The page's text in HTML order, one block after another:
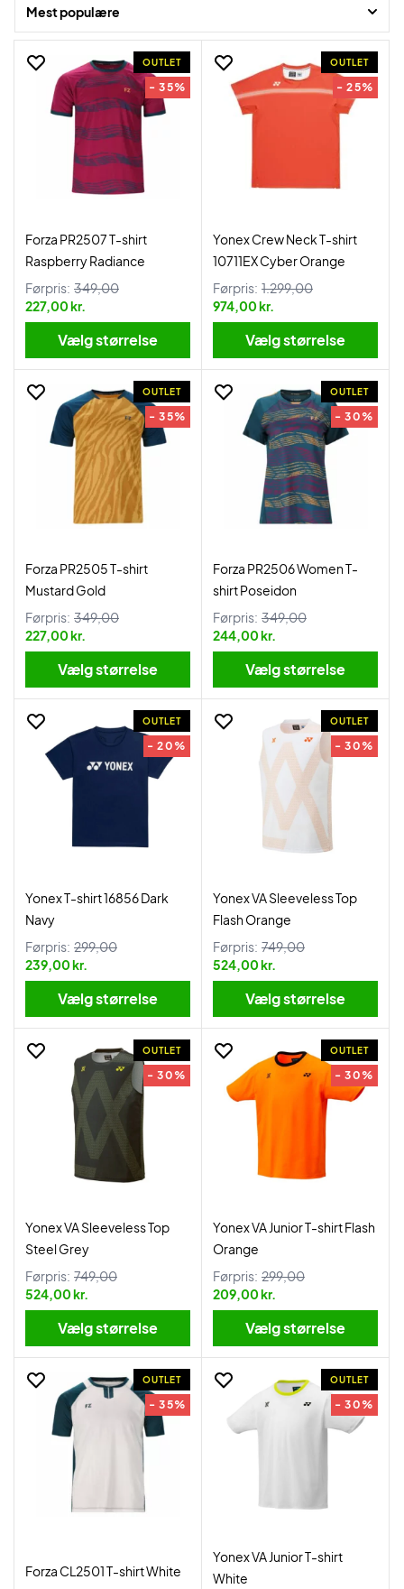
Rigtig god shopping!
Mest populære
OUTLET
- 35%
Forza PR2507 T-shirt
Raspberry Radiance
Førpris: 349,00
227,00 kr.
Vælg størrelse
OUTLET
- 25%
Yonex Crew Neck T-shirt
10711EX Cyber Orange
Førpris: 1.299,00
974,00 kr.
Vælg størrelse
OUTLET
- 35%
Forza PR2505 T-shirt
Mustard Gold
Førpris: 349,00
227,00 kr.
Vælg størrelse
OUTLET
- 30%
Forza PR2506 Women T-
shirt Poseidon
Førpris: 349,00
244,00 kr.
Vælg størrelse
OUTLET
- 20%
Yonex T-shirt 16856 Dark
Navy
Førpris: 299,00
239,00 kr.
Vælg størrelse
OUTLET
- 30%
Yonex VA Sleeveless Top
Flash Orange
Førpris: 749,00
524,00 kr.
Vælg størrelse
OUTLET
- 30%
Yonex VA Sleeveless Top
Steel Grey
Førpris: 749,00
524,00 kr.
Vælg størrelse
OUTLET
- 30%
Yonex VA Junior T-shirt Flash
Orange
Førpris: 299,00
209,00 kr.
Vælg størrelse
OUTLET
- 35%
Forza CL2501 T-shirt White
OUTLET
- 30%
Yonex VA Junior T-shirt
White